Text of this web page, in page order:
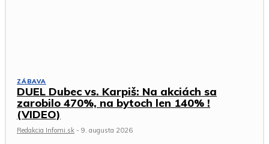
ZÁBAVA
DUEL Dubec vs. Karpiš: Na akciách sa
zarobilo 470%, na bytoch len 140% !
(VIDEO)
Redakcia Infomi.sk - 9. augusta 2026